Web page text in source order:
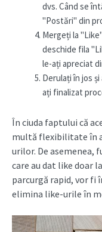
dvs. Când se
"Postări" din
Mergeți la
deschide fila
le-ați apreciat
Derulați în jos
ați finalizat
În ciuda faptului că
multă flexibilitate în
urilor. De asemenea,
care au dat like doar
parcurgă rapid, vor fi
elimina like-urile în